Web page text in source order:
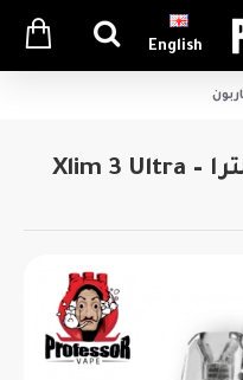
English
جهاز أوكسفا إكسلم 3 ألترا – Xlim 3 Ultra